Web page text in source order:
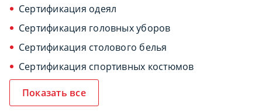
Сертификация одеял
Сертификация головных уборов
Сертификация столового белья
Сертификация спортивных костюмов
Показать все